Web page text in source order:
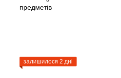
залишилося 2 дні